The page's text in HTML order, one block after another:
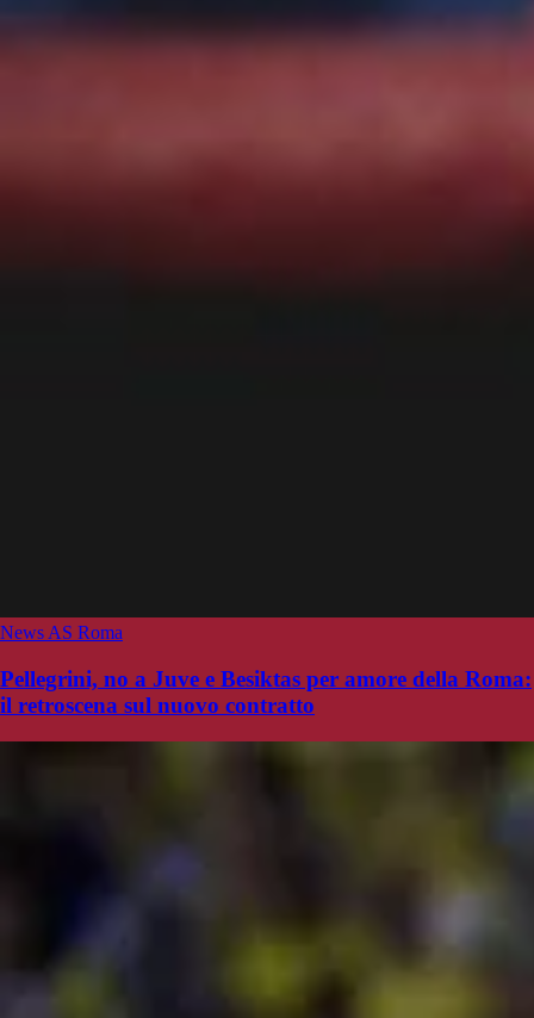
News AS Roma
Pellegrini, no a Juve e Besiktas per amore della Roma:
il retroscena sul nuovo contratto